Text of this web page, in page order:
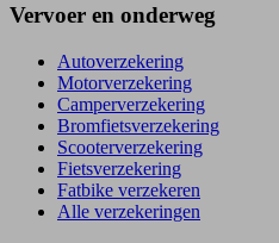
Vervoer en onderweg
Autoverzekering
Motorverzekering
Camperverzekering
Bromfietsverzekering
Scooterverzekering
Fietsverzekering
Fatbike verzekeren
Alle verzekeringen